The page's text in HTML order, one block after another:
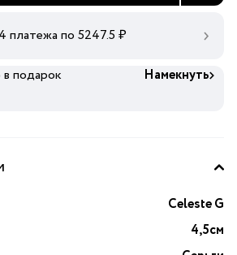
4 платежа по 5247.5 ₽
подарок Намекнуть
Celeste G
4,5см